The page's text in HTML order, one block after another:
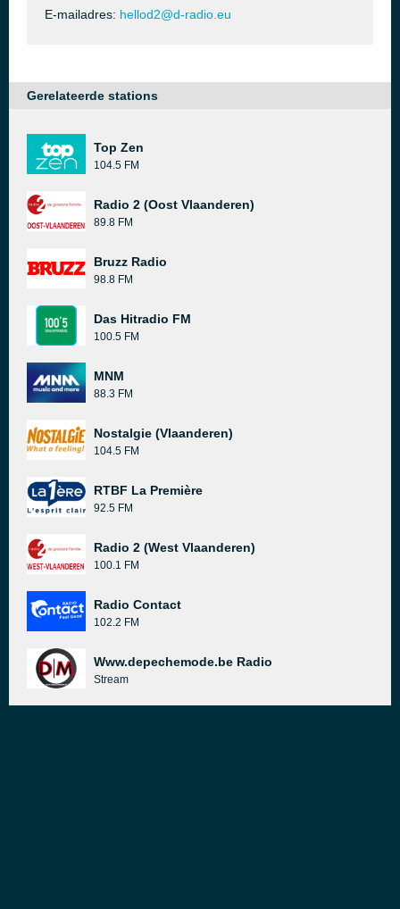
E-mailadres: hellod2@d-radio.eu
Gerelateerde stations
Top Zen
104.5 FM
Radio 2 (Oost Vlaanderen)
89.8 FM
Bruzz Radio
98.8 FM
Das Hitradio FM
100.5 FM
MNM
88.3 FM
Nostalgie (Vlaanderen)
104.5 FM
RTBF La Première
92.5 FM
Radio 2 (West Vlaanderen)
100.1 FM
Radio Contact
102.2 FM
Www.depechemode.be Radio
Stream